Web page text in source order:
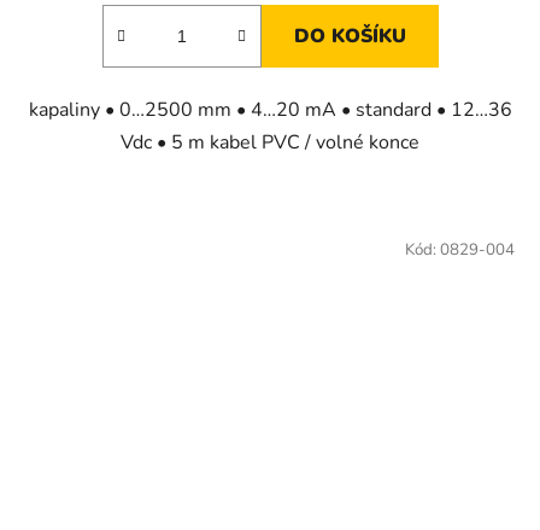
DO KOŠÍKU
kapaliny • 0…2500 mm • 4…20 mA • standard • 12…36
Vdc • 5 m kabel PVC / volné konce
Kód: 0829-004